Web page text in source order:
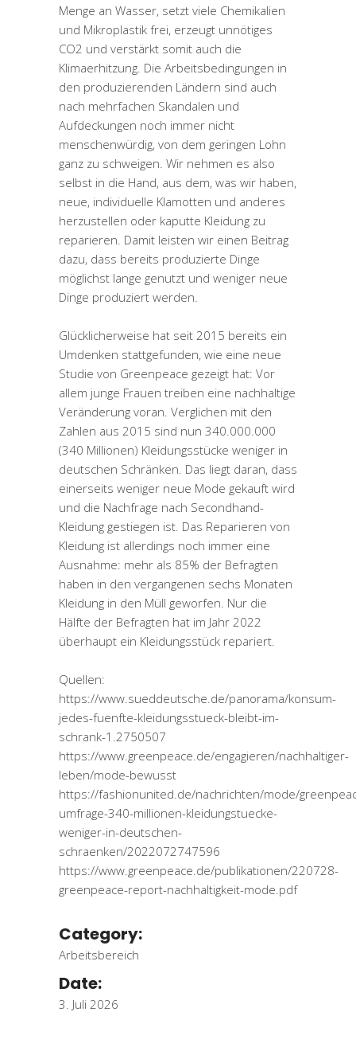
Menge an Wasser, setzt viele Chemikalien
und Mikroplastik frei, erzeugt unnötiges
CO2 und verstärkt somit auch die
Klimaerhitzung. Die Arbeitsbedingungen in
den produzierenden Ländern sind auch
nach mehrfachen Skandalen und
Aufdeckungen noch immer nicht
menschenwürdig, von dem geringen Lohn
ganz zu schweigen. Wir nehmen es also
selbst in die Hand, aus dem, was wir haben,
neue, individuelle Klamotten und anderes
herzustellen oder kaputte Kleidung zu
reparieren. Damit leisten wir einen Beitrag
dazu, dass bereits produzierte Dinge
möglichst lange genutzt und weniger neue
Dinge produziert werden.
Glücklicherweise hat seit 2015 bereits ein
Umdenken stattgefunden, wie eine neue
Studie von Greenpeace gezeigt hat: Vor
allem junge Frauen treiben eine nachhaltige
Veränderung voran. Verglichen mit den
Zahlen aus 2015 sind nun 340.000.000
(340 Millionen) Kleidungsstücke weniger in
deutschen Schränken. Das liegt daran, dass
einerseits weniger neue Mode gekauft wird
und die Nachfrage nach Secondhand-
Kleidung gestiegen ist. Das Reparieren von
Kleidung ist allerdings noch immer eine
Ausnahme: mehr als 85% der Befragten
haben in den vergangenen sechs Monaten
Kleidung in den Müll geworfen. Nur die
Hälfte der Befragten hat im Jahr 2022
überhaupt ein Kleidungsstück repariert.
Quellen:
https://www.sueddeutsche.de/panorama/konsum-
jedes-fuenfte-kleidungsstueck-bleibt-im-
schrank-1.2750507
https://www.greenpeace.de/engagieren/nachhaltiger-
leben/mode-bewusst
https://fashionunited.de/nachrichten/mode/
umfrage-340-millionen-kleidungstuecke-
weniger-in-deutschen-
schraenken/2022072747596
https://www.greenpeace.de/publikationen/220728-
greenpeace-report-nachhaltigkeit-mode.pdf
Category:
Arbeitsbereich
Date:
3. Juli 2026